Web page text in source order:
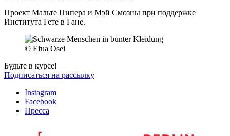
Проект Мальте Пипера и Мэй Смозны при поддержке
Института Гете в Гане.
© Efua Osei
Будьте в курсе!
Подписаться на рассылку
Instagram
Facebook
Пресса